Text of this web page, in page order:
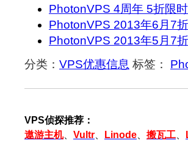
PhotonVPS 4周年 5折限
PhotonVPS 2013年6月7
PhotonVPS 2013年5月7
分类： VPS优惠信息 标签：
VPS侦探推荐：
遨游主机、 Vultr Linode 搬瓦工